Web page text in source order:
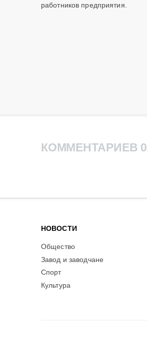
работников предприятия.
КОММЕНТАРИЕВ 0
НОВОСТИ
Общество
Завод и заводчане
Спорт
Культура